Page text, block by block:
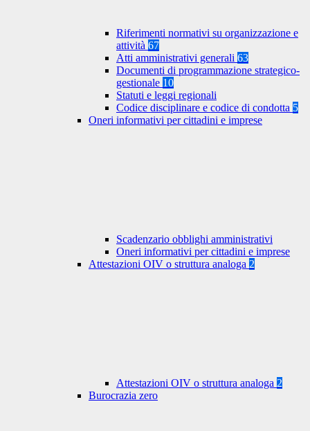
Riferimenti normativi su organizzazione e
attività 67
Atti amministrativi generali 63
Documenti di programmazione strategico-
gestionale 10
Statuti e leggi regionali
Codice disciplinare e codice di condotta 5
Oneri informativi per cittadini e imprese
Scadenzario obblighi amministrativi
Oneri informativi per cittadini e imprese
Attestazioni OIV o struttura analoga 2
Attestazioni OIV o struttura analoga 2
Burocrazia zero